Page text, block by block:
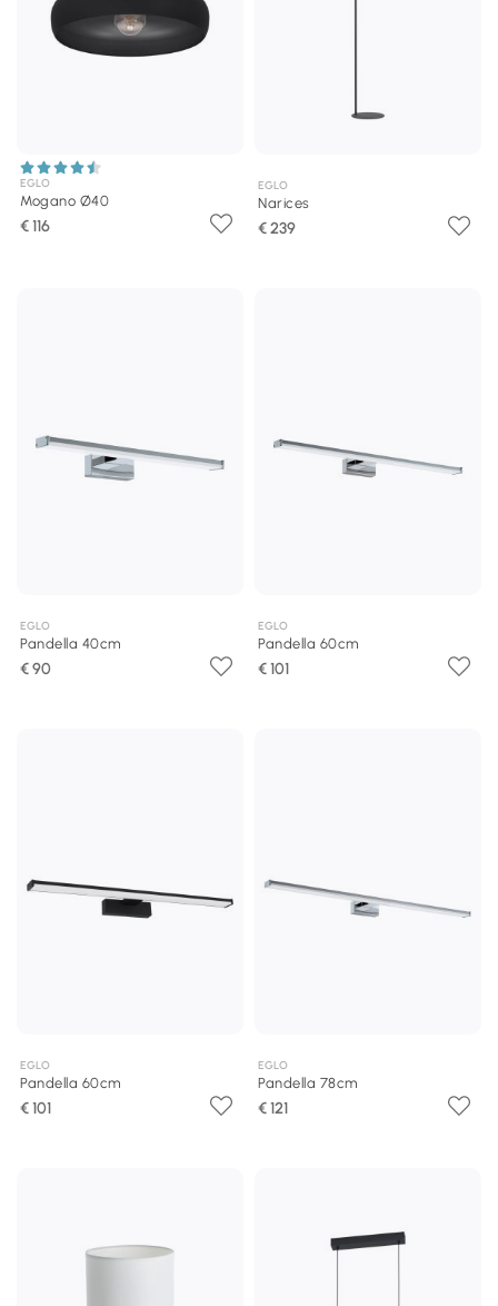
EGLO
Mogano Ø40
€ 116
EGLO
Narices
€ 239
EGLO
Pandella 40cm
€ 90
EGLO
Pandella 60cm
€ 101
EGLO
Pandella 60cm
€ 101
EGLO
Pandella 78cm
€ 121